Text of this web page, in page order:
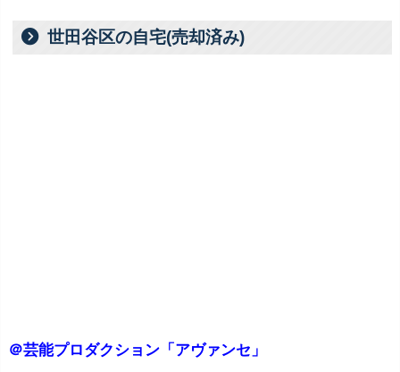
世田谷区の自宅(売却済み)
＠芸能プロダクション「アヴァンセ」